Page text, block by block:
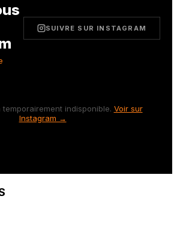
SUIVRE SUR INSTAGRAM
temporairement indisponible. Voir sur
Instagram →